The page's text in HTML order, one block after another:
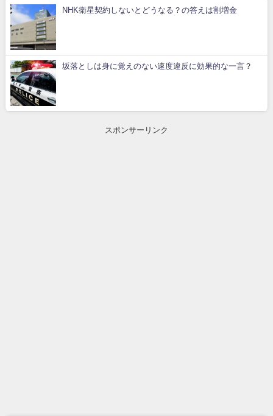
NHK衛星契約しないとどうなる？の答えは割増金
坂落としは身に覚えのない速度違反に効果的な一言？
スポンサーリンク